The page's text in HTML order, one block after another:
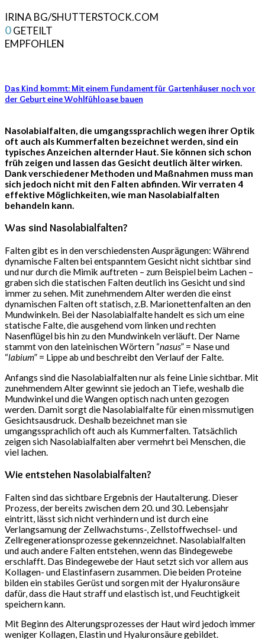
IRINA BG/SHUTTERSTOCK.COM
0GETEILT
EMPFOHLEN
Das Kind kommt: Mit einem Fundament für Gartenhäuser noch vor
der Geburt eine Wohlfühloase bauen
Nasolabialfalten, die umgangssprachlich wegen ihrer Optik
oft auch als Kummerfalten bezeichnet werden, sind ein
typisches Anzeichen alternder Haut. Sie können sich schon
früh zeigen und lassen das Gesicht deutlich älter wirken.
Dank verschiedener Methoden und Maßnahmen muss man
sich jedoch nicht mit den Falten abfinden. Wir verraten 4
effektive Möglichkeiten, wie man Nasolabialfalten
behandeln kann.
Was sind Nasolabialfalten?
Falten gibt es in den verschiedensten Ausprägungen: Während
dynamische Falten bei entspanntem Gesicht nicht sichtbar sind
und nur durch die Mimik auftreten – zum Beispiel beim Lachen –
graben sich die statischen Falten deutlich ins Gesicht und sind
immer zu sehen. Mit zunehmendem Alter werden die einst
dynamischen Falten oft statisch, z.B. Marionettenfalten an den
Mundwinkeln. Bei der Nasolabialfalte handelt es sich um eine
statische Falte, die ausgehend vom linken und rechten
Nasenflügel bis hin zu den Mundwinkeln verläuft. Der Name
stammt von den lateinischen Wörtern “nasus” = Nase und
“labium” = Lippe ab und beschreibt den Verlauf der Falte.
Anfangs sind die Nasolabialfalten nur als feine Linie sichtbar. Mit
zunehmendem Alter gewinnt sie jedoch an Tiefe, weshalb die
Mundwinkel und die Wangen optisch nach unten gezogen
werden. Damit sorgt die Nasolabialfalte für einen missmutigen
Gesichtsausdruck. Deshalb bezeichnet man sie
umgangssprachlich oft auch als Kummerfalten. Tatsächlich
zeigen sich Nasolabialfalten aber vermehrt bei Menschen, die
viel lachen.
Wie entstehen Nasolabialfalten?
Falten sind das sichtbare Ergebnis der Hautalterung. Dieser
Prozess, der bereits zwischen dem 20. und 30. Lebensjahr
eintritt, lässt sich nicht verhindern und ist durch eine
Verlangsamung der Zellwachstums-, Zellstoffwechsel- und
Zellregenerationsprozesse gekennzeichnet. Nasolabialfalten
und auch andere Falten entstehen, wenn das Bindegewebe
erschlafft. Das Bindegewebe der Haut setzt sich vor allem aus
Kollagen- und Elastinfasern zusammen. Die beiden Proteine
bilden ein stabiles Gerüst und sorgen mit der Hyaluronsäure
dafür, dass die Haut straff und elastisch ist, und Feuchtigkeit
speichern kann.
Mit Beginn des Alterungsprozesses der Haut wird jedoch immer
weniger Kollagen, Elastin und Hyaluronsäure gebildet.